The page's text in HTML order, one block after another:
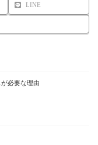
LINE
必要な理由